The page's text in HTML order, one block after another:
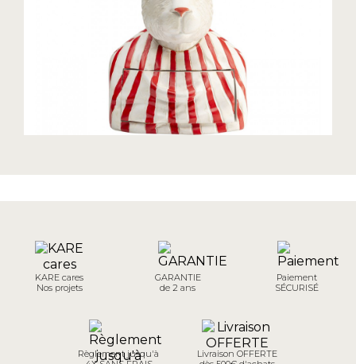
KARE cares
Nos projets
GARANTIE
de 2 ans
Paiement
SÉCURISÉ
Règlement jusqu'à
Livraison OFFERTE